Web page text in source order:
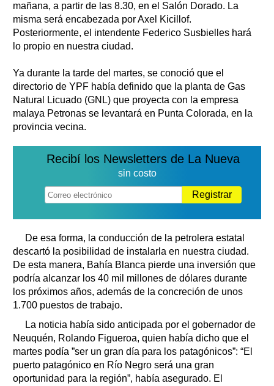
mañana, a partir de las 8.30, en el Salón Dorado. La
misma será encabezada por Axel Kicillof.
Posteriormente, el intendente Federico Susbielles hará
lo propio en nuestra ciudad.
Ya durante la tarde del martes, se conoció que el
directorio de YPF había definido que la planta de Gas
Natural Licuado (GNL) que proyecta con la empresa
malaya Petronas se levantará en Punta Colorada, en la
provincia vecina.
Recibí los Newsletters de La Nueva
sin costo
Registrar
De esa forma, la conducción de la petrolera estatal
descartó la posibilidad de instalarla en nuestra ciudad.
De esta manera, Bahía Blanca pierde una inversión que
podría alcanzar los 40 mil millones de dólares durante
los próximos años, además de la concreción de unos
1.700 puestos de trabajo.
La noticia había sido anticipada por el gobernador de
Neuquén, Rolando Figueroa, quien había dicho que el
martes podía ”ser un gran día para los patagónicos”: “El
puerto patagónico en Río Negro será una gran
oportunidad para la región”, había asegurado. El